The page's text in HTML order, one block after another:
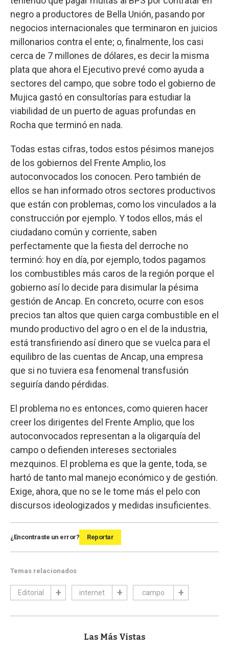
negro a productores de Bella Unión, pasando por
negocios internacionales que terminaron en juicios
millonarios contra el ente; o, finalmente, los casi
cerca de 7 millones de dólares, es decir la misma
plata que ahora el Ejecutivo prevé como ayuda a
sectores del campo, que sobre todo el gobierno de
Mujica gastó en consultorías para estudiar la
viabilidad de un puerto de aguas profundas en
Rocha que terminó en nada.
Todas estas cifras, todos estos pésimos manejos
de los gobiernos del Frente Amplio, los
autoconvocados los conocen. Pero también de
ellos se han informado otros sectores productivos
que están con problemas, como los vinculados a la
construcción por ejemplo. Y todos ellos, más el
ciudadano común y corriente, saben
perfectamente que la fiesta del derroche no
terminó: hoy en día, por ejemplo, todos pagamos
los combustibles más caros de la región porque el
gobierno así lo decide para disimular la pésima
gestión de Ancap. En concreto, ocurre con esos
precios tan altos que quien carga combustible en el
mundo productivo del agro o en el de la industria,
está transfiriendo así dinero que se vuelca para el
equilibro de las cuentas de Ancap, una empresa
que si no tuviera esa fenomenal transfusión
seguiría dando pérdidas.
El problema no es entonces, como quieren hacer
creer los dirigentes del Frente Amplio, que los
autoconvocados representan a la oligarquía del
campo o defienden intereses sectoriales
mezquinos. El problema es que la gente, toda, se
hartó de tanto mal manejo económico y de gestión.
Exige, ahora, que no se le tome más el pelo con
discursos ideologizados y medidas insuficientes.
¿Encontraste un error? Reportar
Temas relacionados
Editorial internet campo
Las Más Vistas